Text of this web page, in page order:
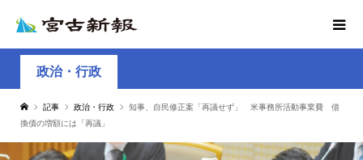
政治・行政
記事 政治・行政
知事、自民修正案「再議せず」 米事務所活動事業費 借
換債の増額には「再議」